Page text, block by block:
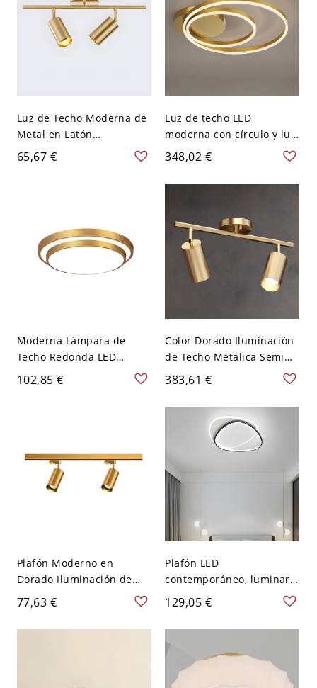
Luz de Techo Moderna de
Metal en Latón
Iluminación de Riel de
Columnas para Sala - 2
65,67 €
Luz de techo LED
moderna con círculo y luz
blanca - Latón 110 A 120 V
43,18 cm
348,02 €
Moderna Lámpara de
Techo Redonda LED
Iluminación de Techo
Metálica para Sala de
102,85 €
Color Dorado Iluminación
de Techo Metálica Semi
Plafón Moderno de
Columnas para Sala -
Dorado 110 A 120 V 2
383,61 €
Plafón Moderno en
Dorado Iluminación de
Techo Metálica de
Cilindros para Sala - 2
Riel Fijo 110 A 120 V
77,63 €
Plafón LED
contemporáneo, luminaria
geométrica de anillo con
pantalla acrílica
antideslumbrante - Negro
110 A 120 V 40,64 cm
Blanco
129,05 €